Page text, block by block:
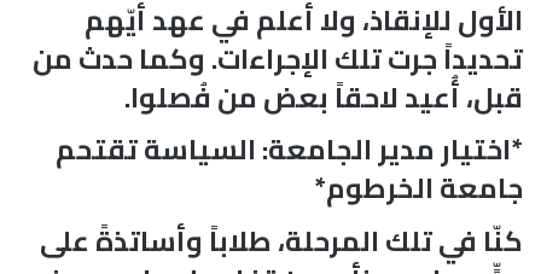
الأول للإنقاذ، ولا أعلم في عهد أيّهم
تحديداً جرت تلك الإجراءات. وكما حدث من
قبل، أُعيد لاحقاً بعض من فُصلوا.
*اختيار مدير الجامعة: السياسة تقتحم
جامعة الخرطوم*
كنّا في تلك المرحلة، طلاباً وأساتذةً على